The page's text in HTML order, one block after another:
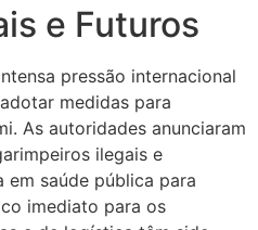
e Futuros
pressão internacional
medidas para
As autoridades anunciaram
ilegais e
em saúde pública para
imediato para os